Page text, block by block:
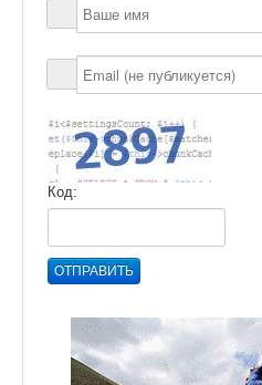
Код:
ОТПРАВИТЬ